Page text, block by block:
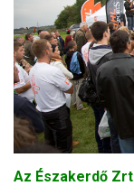
Az Északerdő